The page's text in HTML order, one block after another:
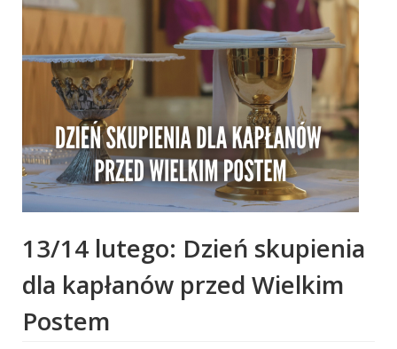
13/14 lutego: Dzień skupienia
dla kapłanów przed Wielkim
Postem